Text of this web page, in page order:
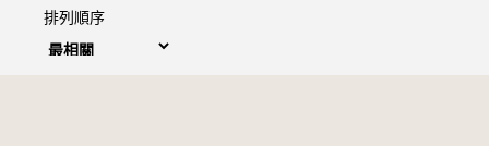
排列順序